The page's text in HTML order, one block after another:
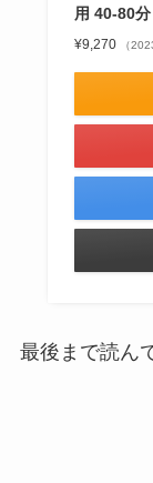
用 40-80
¥9,270 （
最後まで読ん